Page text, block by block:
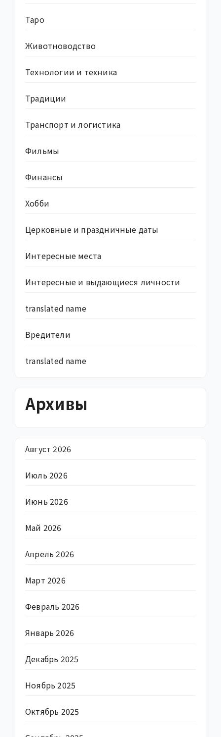
Таро
Животноводство
Технологии и техника
Традиции
Транспорт и логистика
Фильмы
Финансы
Хобби
Церковные и праздничные даты
Интересные места
Интересные и выдающиеся личности
translated name
Вредители
translated name
Архивы
Август 2026
Июль 2026
Июнь 2026
Май 2026
Апрель 2026
Март 2026
Февраль 2026
Январь 2026
Декабрь 2025
Ноябрь 2025
Октябрь 2025